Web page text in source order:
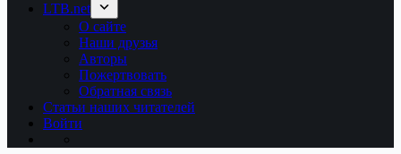
LTB.net
О сайте
Наши друзья
Авторы
Пожертвовать
Обратная связь
Статьи наших читателей
Войти